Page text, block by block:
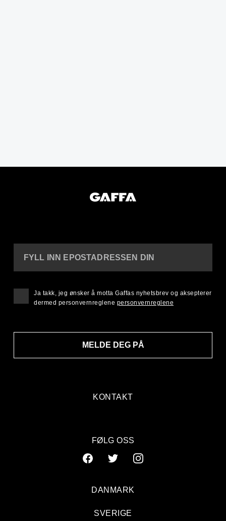
KONTAKT
FYLL INN EPOSTADRESSEN DIN
MELDE DEG PÅ
Ja takk, jeg ønsker å motta Gaffas nyhetsbrev og aksepterer
dermed personvernreglene personvernreglene
FØLG OSS
DANMARK
SVERIGE